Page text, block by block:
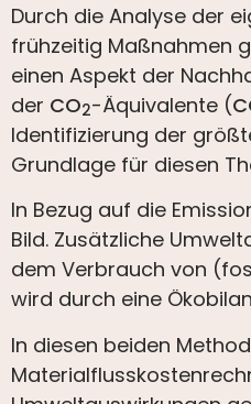
Durch die Analyse der
frühzeitig Maßnahmen
einen Aspekt der
der CO2-Äquivalente (
Identifizierung der
Grundlage für diesen
In Bezug auf die
Bild. Zusätzliche
dem Verbrauch von
wird durch eine
In diesen beiden